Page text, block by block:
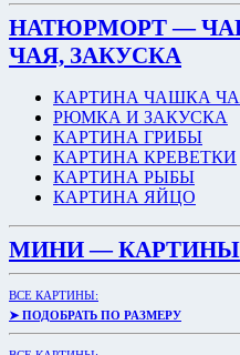
НАТЮРМОРТ —
ЧАЯ, ЗАКУСКА
КАРТИНА ЧАШКА
РЮМКА И ЗАКУСКА
КАРТИНА ГРИБЫ
КАРТИНА КРЕВЕТКИ
КАРТИНА РЫБЫ
КАРТИНА ЯЙЦО
МИНИ — КАРТИНЫ
ВСЕ КАРТИНЫ:
➤ ПОДОБРАТЬ ПО РАЗМЕРУ